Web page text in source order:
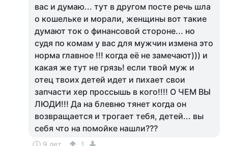
вас и думаю... тут в другом посте речь шла
о кошельке и морали, женщины вот такие
думают ток о финансовой стороне... но
судя по комам у вас для мужчин измена это
норма главное !!! когда её не замечают))) и
какая же тут не грязь! если твой муж и
отец твоих детей идет и пихает свои
запчасти хер проссышь в кого!!!! О ЧЕМ ВЫ
ЛЮДИ!!! Да на блевню тянет когда он
возвращается и трогает тебя, детей... вы
себя что на помойке нашли???
9 лет 1